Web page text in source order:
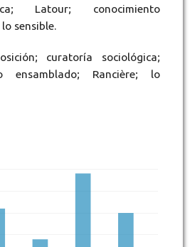
Latour; conocimiento
sensible.
curatoría sociológica;
ensamblado; Rancière; lo